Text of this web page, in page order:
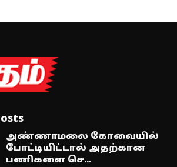
அண்ணாமலை கோவையில்
போட்டியிட்டால் அதற்கான
பணிகளை செ...